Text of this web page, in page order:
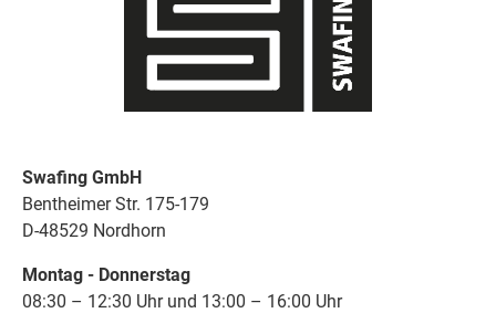
Swafing GmbH
Bentheimer Str. 175-179
D-48529 Nordhorn
Montag - Donnerstag
08:30 – 12:30 Uhr und 13:00 – 16:00 Uhr